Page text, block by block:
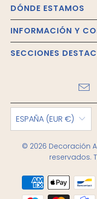
DÓNDE ESTAMOS
INFORMACIÓN Y
SECCIONES
ESPAÑA (EUR €)
© 2026 Decoración
reservados.